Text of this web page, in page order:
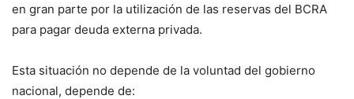
en gran parte por la utilización de las reservas del BCRA
para pagar deuda externa privada.
Esta situación no depende de la voluntad del gobierno
nacional, depende de: